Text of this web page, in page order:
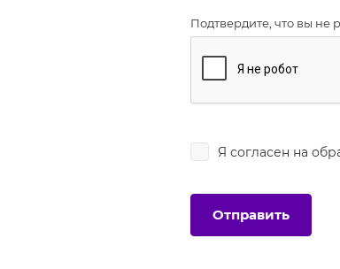
Подтвердите, что вы не
Я согласен на